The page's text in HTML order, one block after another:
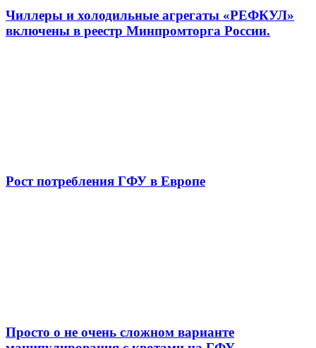
Чиллеры и холодильные агрегаты «РЕФКУЛ»
включены в реестр Минпромторга России.
Рост потребления ГФУ в Европе
Просто о не очень сложном варианте